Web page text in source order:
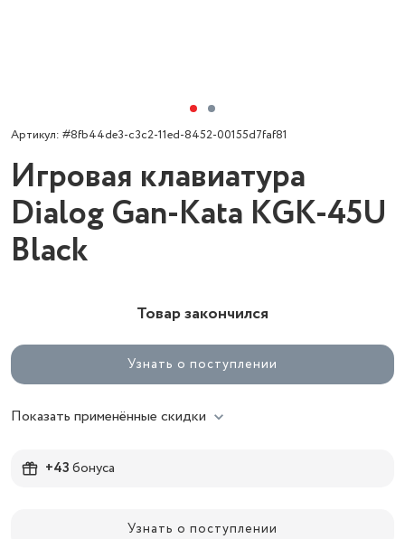
Артикул: #8fb44de3-c3c2-11ed-8452-00155d7faf81
Игровая клавиатура
Dialog Gan-Kata KGK-45U
Black
Товар закончился
Узнать о поступлении
Показать применённые скидки
+43бонуса
Узнать о поступлении